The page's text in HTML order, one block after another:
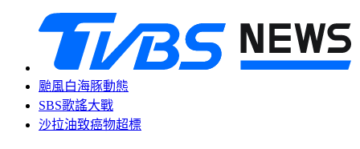
颱風白海豚動態
SBS歌謠大戰
沙拉油致癌物超標